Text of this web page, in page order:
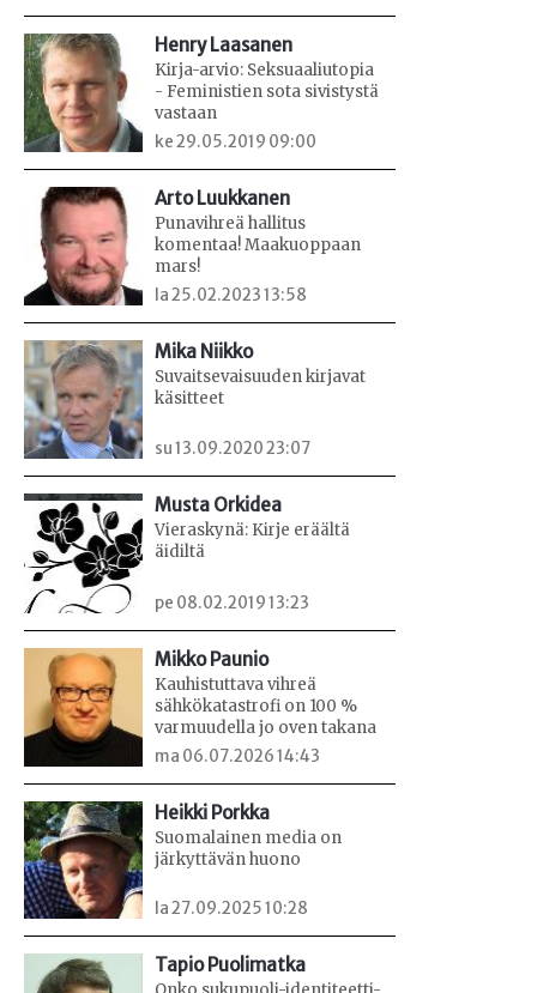
Henry Laasanen
Kirja-arvio: Seksuaaliutopia
- Feministien sota sivistystä
vastaan
ke 29.05.2019 09:00
Arto Luukkanen
Punavihreä hallitus
komentaa! Maakuoppaan
mars!
la 25.02.2023 13:58
Mika Niikko
Suvaitsevaisuuden kirjavat
käsitteet
su 13.09.2020 23:07
Musta Orkidea
Vieraskynä: Kirje eräältä
äidiltä
pe 08.02.2019 13:23
Mikko Paunio
Kauhistuttava vihreä
sähkökatastrofi on 100 %
varmuudella jo oven takana
ma 06.07.2026 14:43
Heikki Porkka
Suomalainen media on
järkyttävän huono
la 27.09.2025 10:28
Tapio Puolimatka